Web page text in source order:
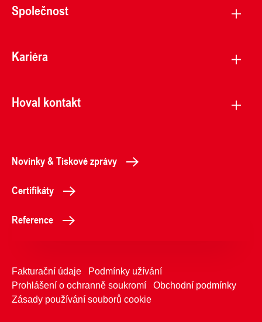
Společnost
Kariéra
Hoval kontakt
Novinky & Tiskové zprávy
Certifikáty
Reference
Fakturační údaje
Podmínky užívání
Prohlášení o ochranně soukromí
Obchodní podmínky
Zásady používání souborů cookie